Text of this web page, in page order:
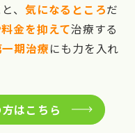
、 気になるところだ
金を抑えて治療する
期治療にも力を入れ
はこちら